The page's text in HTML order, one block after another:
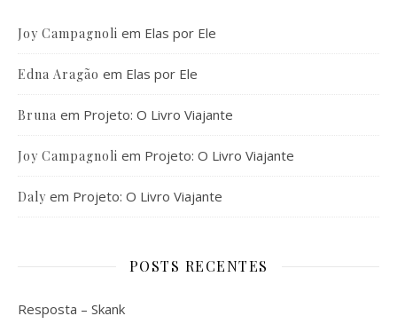
Joy Campagnoli em Elas por Ele
Edna Aragão em Elas por Ele
Bruna em Projeto: O Livro Viajante
Joy Campagnoli em Projeto: O Livro Viajante
Daly em Projeto: O Livro Viajante
POSTS RECENTES
Resposta – Skank